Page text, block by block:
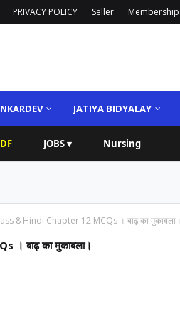
PRIVACY POLICY Seller Membership
JATIYA BIDYALAY
JOBS ▾ Nursing
8 Hindi Chapter 12 MCQs । बाढ़ का मुकाबला।
। बाढ़ का मुकाबला।